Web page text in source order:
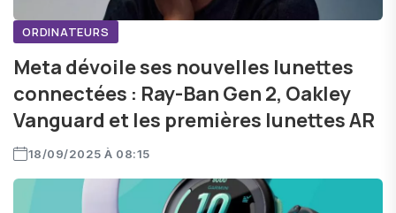
ORDINATEURS
Meta dévoile ses nouvelles lunettes
connectées : Ray-Ban Gen 2, Oakley
Vanguard et les premières lunettes AR
18/09/2025 À 08:15